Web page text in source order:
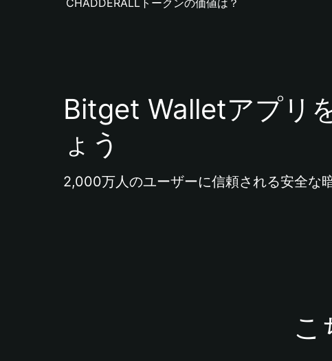
CHADDERALLトークンの価値は？
Bitget Walletアプリ
ょう
2,000万人のユーザーに信頼される安全な
こ